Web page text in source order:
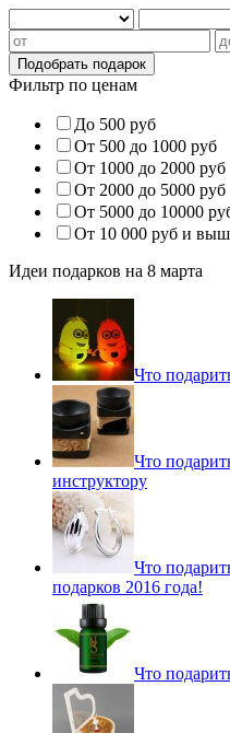
Фильтр по ценам
До 500 руб
От 500 до 1000 руб
От 1000 до 2000 руб
От 2000 до 5000 руб
От 5000 до 10000
От 10 000 руб и
Идеи подарков на 8 марта
Что
Что
инструктору
Что
подарков 2016 года!
Что